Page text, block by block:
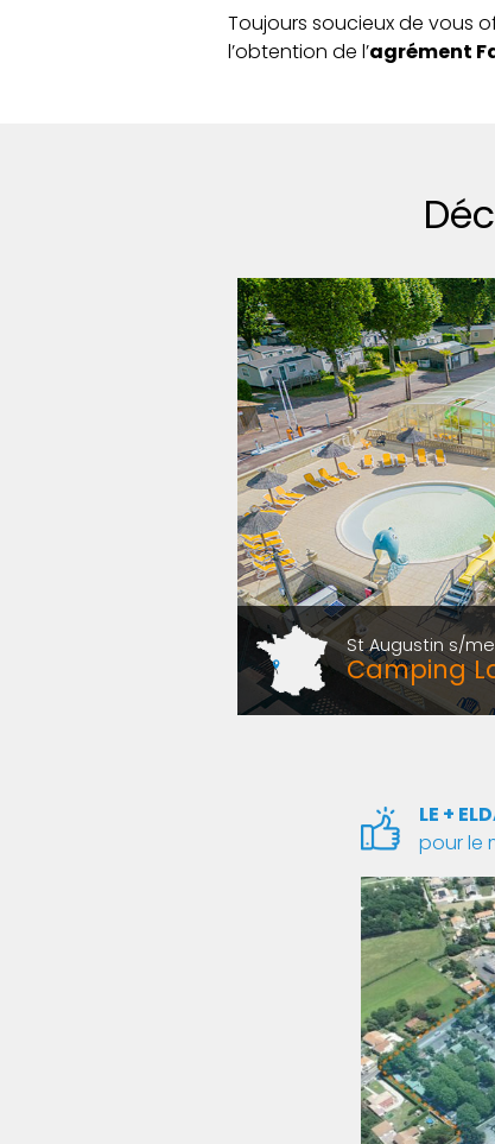
Toujours soucieux de vous
l’obtention de l’agrément
St Augustin s/
Camping
LE +
pour le